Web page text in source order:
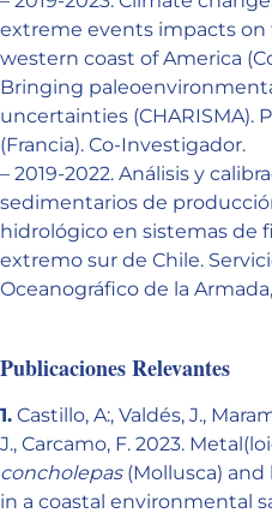
extreme events impacts on
western coast of America
Bringing
uncertainties (CHARISMA).
(Francia). Co-Investigador.
– 2019-2022. Análisis y
sedimentarios de
hidrológico en sistemas de
extremo sur de Chile.
Oceanográfico de la
Publicaciones Relevantes
1. Castillo, A:, Valdés, J.,
J., Carcamo, F. 2023.
concholepas(Mollusca)
in a coastal environmental